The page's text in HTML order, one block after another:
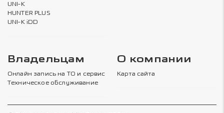
UNI-K
HUNTER PLUS
UNI-K iDD
Владельцам
Онлайн запись на ТО и сервис
Техническое обслуживание
О компании
Карта сайта